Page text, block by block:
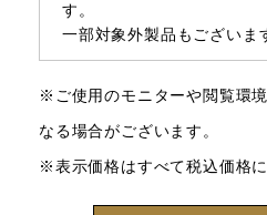
す。
一部対象外製品もございま
※ご使用のモニターや閲覧環
なる場合がございます。
※表示価格はすべて税込価格に